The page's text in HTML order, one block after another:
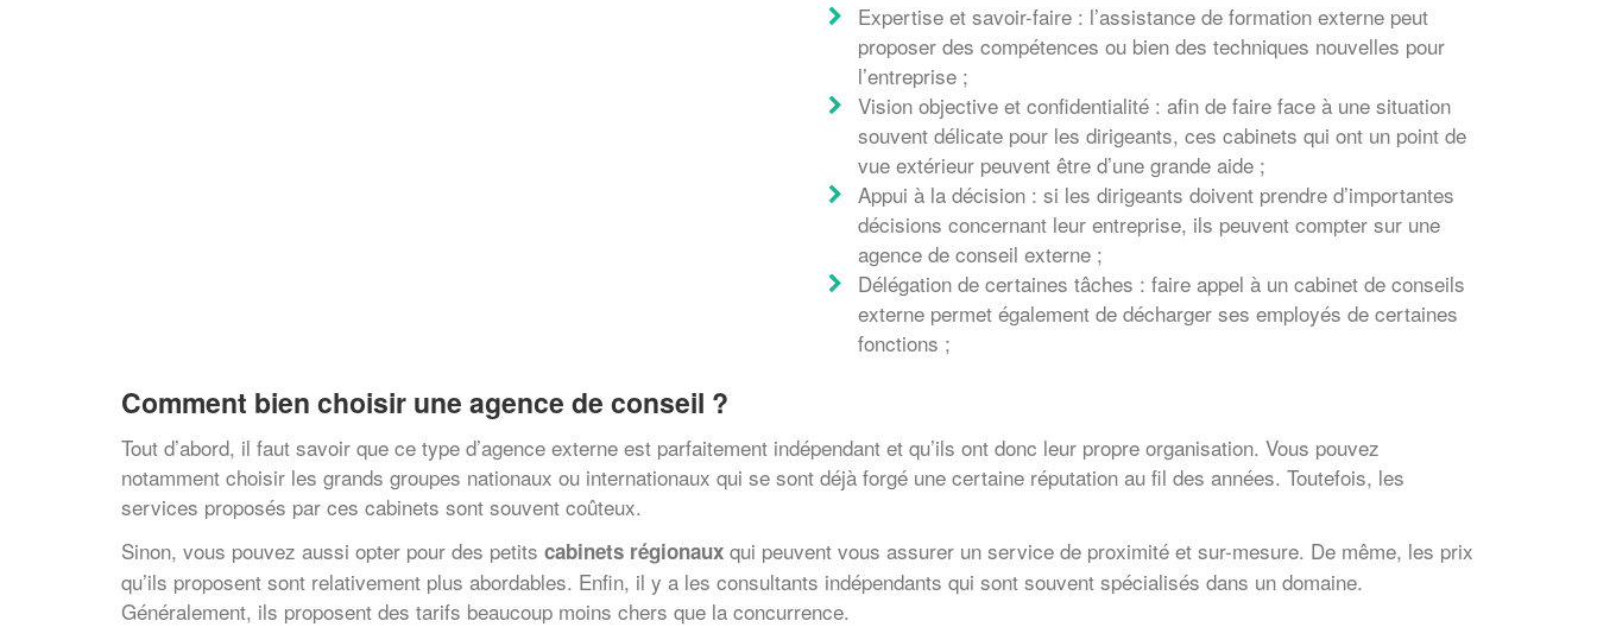
Expertise et savoir-faire : l’assistance de formation externe peut
proposer des compétences ou bien des techniques nouvelles pour
l’entreprise ;
Vision objective et confidentialité : afin de faire face à une situation
souvent délicate pour les dirigeants, ces cabinets qui ont un point de
vue extérieur peuvent être d’une grande aide ;
Appui à la décision : si les dirigeants doivent prendre d’importantes
décisions concernant leur entreprise, ils peuvent compter sur une
agence de conseil externe ;
Délégation de certaines tâches : faire appel à un cabinet de conseils
externe permet également de décharger ses employés de certaines
fonctions ;
Comment bien choisir une agence de conseil ?
Tout d’abord, il faut savoir que ce type d’agence externe est parfaitement indépendant et qu’ils ont donc leur propre organisation. Vous pouvez
notamment choisir les grands groupes nationaux ou internationaux qui se sont déjà forgé une certaine réputation au fil des années. Toutefois, les
services proposés par ces cabinets sont souvent coûteux.
Sinon, vous pouvez aussi opter pour des petits cabinets régionaux qui peuvent vous assurer un service de proximité et sur-mesure. De même, les prix
qu’ils proposent sont relativement plus abordables. Enfin, il y a les consultants indépendants qui sont souvent spécialisés dans un domaine.
Généralement, ils proposent des tarifs beaucoup moins chers que la concurrence.